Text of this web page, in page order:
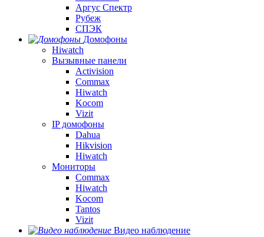
Аргус Спектр
Рубеж
СПЭК
Домофоны
Hiwatch
Вызывные панели
Activision
Commax
Hiwatch
Kocom
Vizit
IP домофоны
Dahua
Hikvision
Hiwatch
Мониторы
Commax
Hiwatch
Kocom
Tantos
Vizit
Видео наблюдение